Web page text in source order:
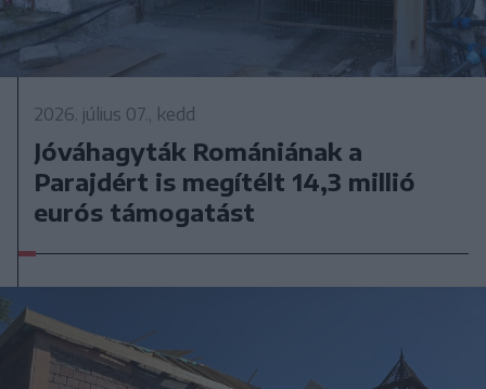
2026. július 07., kedd
Jóváhagyták Romániának a
Parajdért is megítélt 14,3 millió
eurós támogatást